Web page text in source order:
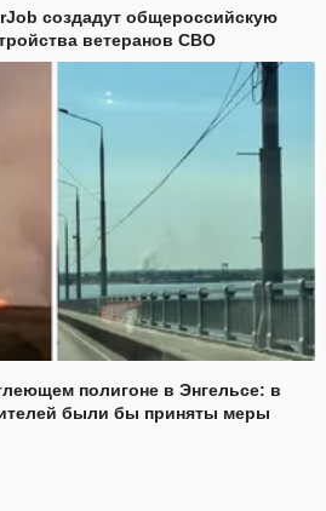
создадут общероссийскую
ветеранов СВО
полигоне в Энгельсе: в
были бы приняты меры